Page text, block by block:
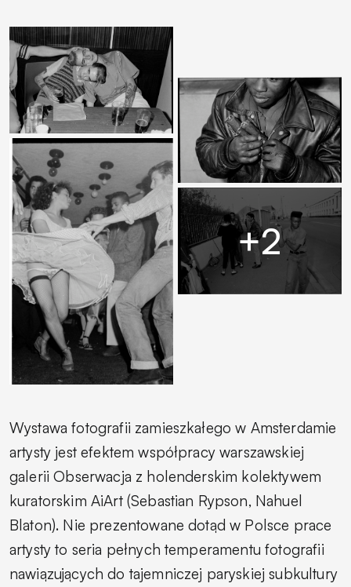
Wystawa fotografii zamieszkałego w Amsterdamie
artysty jest efektem współpracy warszawskiej
galerii Obserwacja z holenderskim kolektywem
kuratorskim AiArt (Sebastian Rypson, Nahuel
Blaton). Nie prezentowane dotąd w Polsce prace
artysty to seria pełnych temperamentu fotografii
nawiązujących do tajemniczej paryskiej subkultury